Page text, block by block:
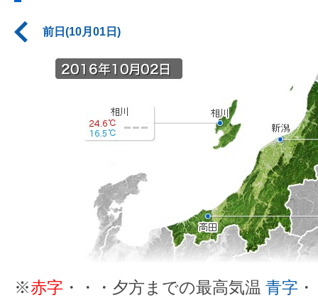
前日(10月01日)
※赤字 ・・・夕方までの最高気温 青字